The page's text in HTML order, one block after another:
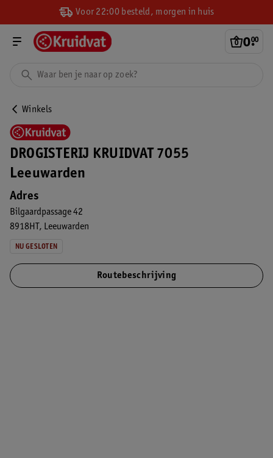
Voor 22:00 besteld, morgen in huis
0.
00
Winkels
DROGISTERIJ KRUIDVAT 7055
Leeuwarden
Adres
Bilgaardpassage 42
8918HT
Leeuwarden
NU GESLOTEN
Routebeschrijving